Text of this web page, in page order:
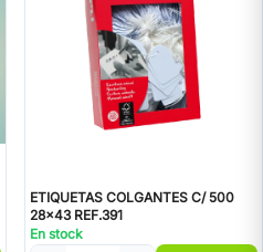
ETIQUETAS COLGANTES C/ 500
28x43 REF.391
En stock